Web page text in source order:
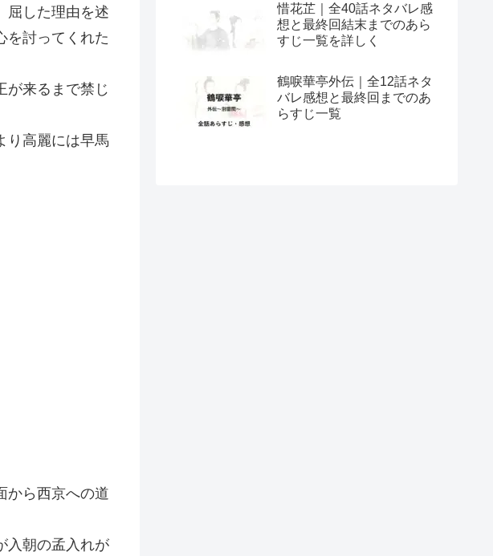
屈した理由を述
を討ってくれた
が来るまで禁じ
り高麗には早馬
から西京への道
入朝の孟入れが
惜花芷｜全40話ネタバレ感
想と最終回結末までのあら
すじ一覧を詳しく
鶴唳華亭外伝｜全12話ネタ
バレ感想と最終回までのあ
らすじ一覧